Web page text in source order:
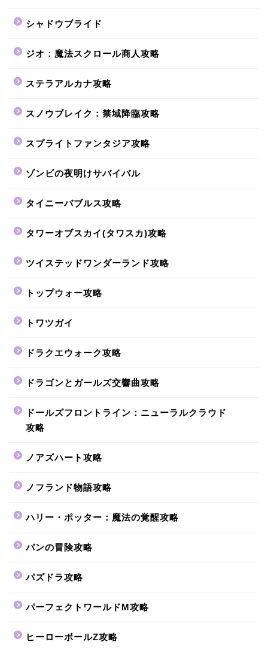
シャドウブライド
ジオ：魔法スクロール商人攻略
ステラアルカナ攻略
スノウブレイク：禁域降臨攻略
スプライトファンタジア攻略
ゾンビの夜明けサバイバル
タイニーバブルス攻略
タワーオブスカイ(タワスカ)攻略
ツイステッドワンダーランド攻略
トップウォー攻略
トワツガイ
ドラクエウォーク攻略
ドラゴンとガールズ交響曲攻略
ドールズフロントライン：ニューラルクラウド
攻略
ノアズハート攻略
ノフランド物語攻略
ハリー・ポッター：魔法の覚醒攻略
バンの冒険攻略
パズドラ攻略
パーフェクトワールドM攻略
ヒーローボールZ攻略